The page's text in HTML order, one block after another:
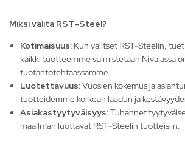
Miksi valita RST-Steel?
Kotimaisuus: Kun valitset RST-Steelin,
kaikki tuotteemme valmistetaan Nivalassa
tuotantotehtaassamme.
Luotettavuus:Vuosien kokemus ja
tuotteidemme korkean laadun ja
Asiakastyytyväisyys:Tuhannet
maailman luottavat RST-Steelin tuotteisiin.